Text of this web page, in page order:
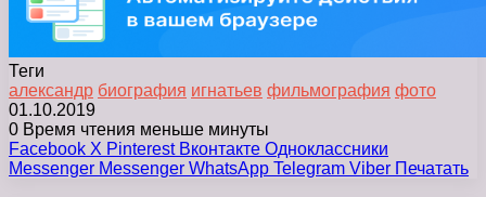
Теги
александр биография игнатьев фильмография фото
01.10.2019
0 Время чтения меньше минуты
Facebook X Pinterest Вконтакте Одноклассники
Messenger Messenger WhatsApp Telegram Viber Печатать